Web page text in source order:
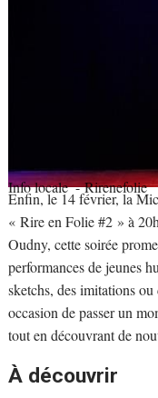
Info locale- Rirenefolie
Enfin, le 14 février, la
« Rire en Folie #2 » à
Oudny, cette soirée
performances de jeunes
sketchs, des imitations
occasion de passer un
tout en découvrant de
À découvrir